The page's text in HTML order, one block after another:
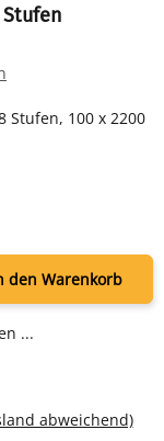
Stufen
Stufen, 100 x 2200
den Warenkorb
...
abweichend)